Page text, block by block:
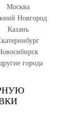
Москва
Новгород
Казань
города